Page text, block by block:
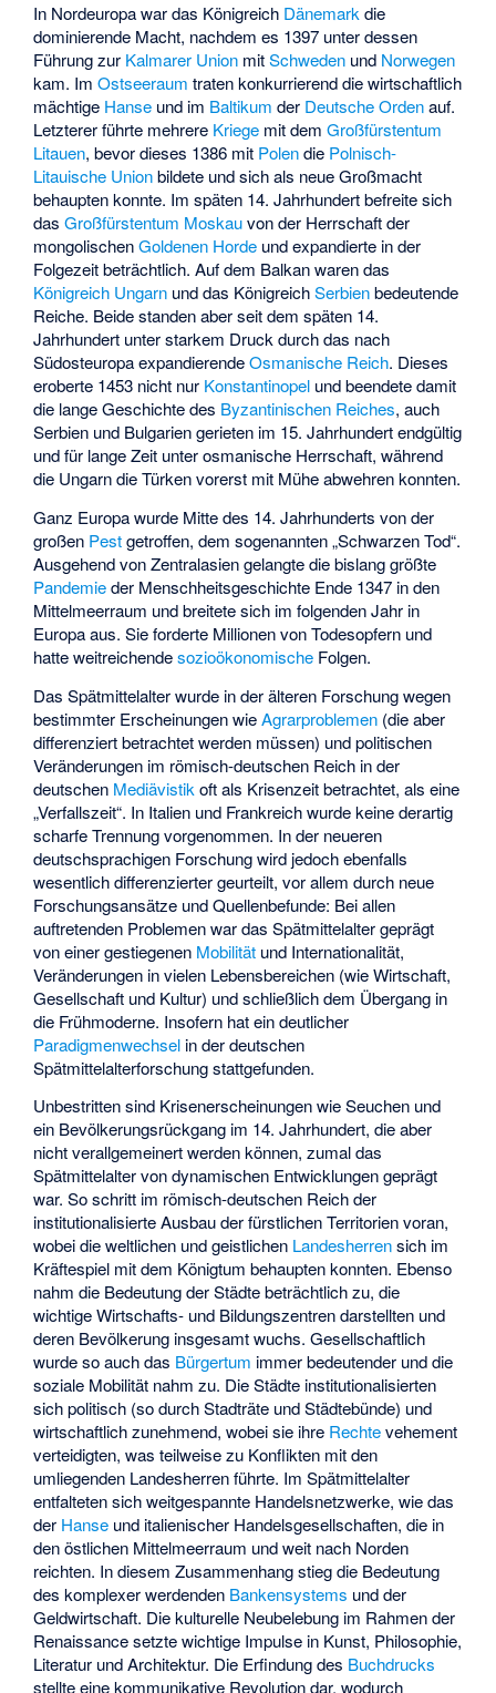
In Nordeuropa war das Königreich Dänemark die
dominierende Macht, nachdem es 1397 unter dessen
Führung zur Kalmarer Union mitSchweden und Norwegen
kam. ImOstseeraum traten konkurrierend die wirtschaftlich
mächtige Hanse und im Baltikum der Deutsche Ordenauf.
Letzterer führte mehrere Kriege mit demGroßfürstentum
Litauen, bevor dieses 1386 mit Polendie Polnisch-
Litauische Unionbildete und sich als neue Großmacht
behaupten konnte. Im späten 14. Jahrhundert befreite sich
dasGroßfürstentum Moskauvon der Herrschaft der
mongolischenGoldenen Horde und expandierte in der
Folgezeit beträchtlich. Auf dem Balkan waren das
Königreich Ungarn und das KönigreichSerbienbedeutende
Reiche. Beide standen aber seit dem späten 14.
Jahrhundert unter starkem Druck durch das nach
Südosteuropa expandierendeOsmanische Reich. Dieses
eroberte 1453 nicht nur Konstantinopel und beendete damit
die lange Geschichte des Byzantinischen Reiches, auch
Serbien und Bulgarien gerieten im 15. Jahrhundert endgültig
und für lange Zeit unter osmanische Herrschaft, während
die Ungarn die Türken vorerst mit Mühe abwehren konnten.
Ganz Europa wurde Mitte des 14. Jahrhunderts von der
großen Pestgetroffen, dem sogenannten „Schwarzen Tod“.
Ausgehend von Zentralasien gelangte die bislang größte
Pandemieder Menschheitsgeschichte Ende 1347 in den
Mittelmeerraum und breitete sich im folgenden Jahr in
Europa aus. Sie forderte Millionen von Todesopfern und
hatte weitreichendesozioökonomische Folgen.
Das Spätmittelalter wurde in der älteren Forschung wegen
bestimmter Erscheinungen wieAgrarproblemen (die aber
differenziert betrachtet werden müssen) und politischen
Veränderungen im römisch-deutschen Reich in der
deutschen Mediävistik oft als Krisenzeit betrachtet, als eine
„Verfallszeit“. In Italien und Frankreich wurde keine derartig
scharfe Trennung vorgenommen. In der neueren
deutschsprachigen Forschung wird jedoch ebenfalls
wesentlich differenzierter geurteilt, vor allem durch neue
Forschungsansätze und Quellenbefunde: Bei allen
auftretenden Problemen war das Spätmittelalter geprägt
von einer gestiegenen Mobilität und Internationalität,
Veränderungen in vielen Lebensbereichen (wie Wirtschaft,
Gesellschaft und Kultur) und schließlich dem Übergang in
die Frühmoderne. Insofern hat ein deutlicher
Paradigmenwechsel in der deutschen
Spätmittelalterforschung stattgefunden.
Unbestritten sind Krisenerscheinungen wie Seuchen und
ein Bevölkerungsrückgang im 14. Jahrhundert, die aber
nicht verallgemeinert werden können, zumal das
Spätmittelalter von dynamischen Entwicklungen geprägt
war. So schritt im römisch-deutschen Reich der
institutionalisierte Ausbau der fürstlichen Territorien voran,
wobei die weltlichen und geistlichen Landesherrensich im
Kräftespiel mit dem Königtum behaupten konnten. Ebenso
nahm die Bedeutung der Städte beträchtlich zu, die
wichtige Wirtschafts- und Bildungszentren darstellten und
deren Bevölkerung insgesamt wuchs. Gesellschaftlich
wurde so auch das Bürgertum immer bedeutender und die
soziale Mobilität nahm zu. Die Städte institutionalisierten
sich politisch (so durch Stadträte und Städtebünde) und
wirtschaftlich zunehmend, wobei sie ihre Rechtevehement
verteidigten, was teilweise zu Konflikten mit den
umliegenden Landesherren führte. Im Spätmittelalter
entfalteten sich weitgespannte Handelsnetzwerke, wie das
der Hanse und italienischer Handelsgesellschaften, die in
den östlichen Mittelmeerraum und weit nach Norden
reichten. In diesem Zusammenhang stieg die Bedeutung
des komplexer werdenden Bankensystems und der
Geldwirtschaft. Die kulturelle Neubelebung im Rahmen der
Renaissance setzte wichtige Impulse in Kunst, Philosophie,
Literatur und Architektur. Die Erfindung des Buchdrucks
stellte eine kommunikative Revolution dar, wodurch